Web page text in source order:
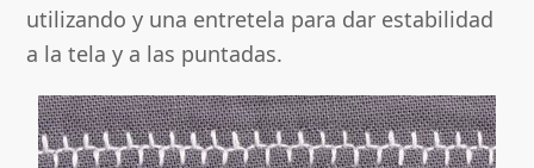
utilizando y una entretela para dar estabilidad
a la tela y a las puntadas.